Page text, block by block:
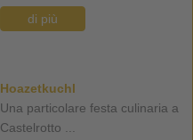
di più
Hoazetkuchl
Una particolare festa culinaria a
Castelrotto ...